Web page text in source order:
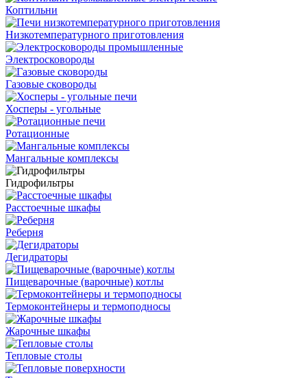
Коптильни
Низкотемпературного приготовления
Электросковороды
Газовые сковороды
Хосперы - угольные
Ротационные
Мангальные комплексы
Гидрофильтры
Расстоечные шкафы
Реберня
Дегидраторы
Пищеварочные (варочные) котлы
Термоконтейнеры и термоподносы
Жарочные шкафы
Тепловые столы